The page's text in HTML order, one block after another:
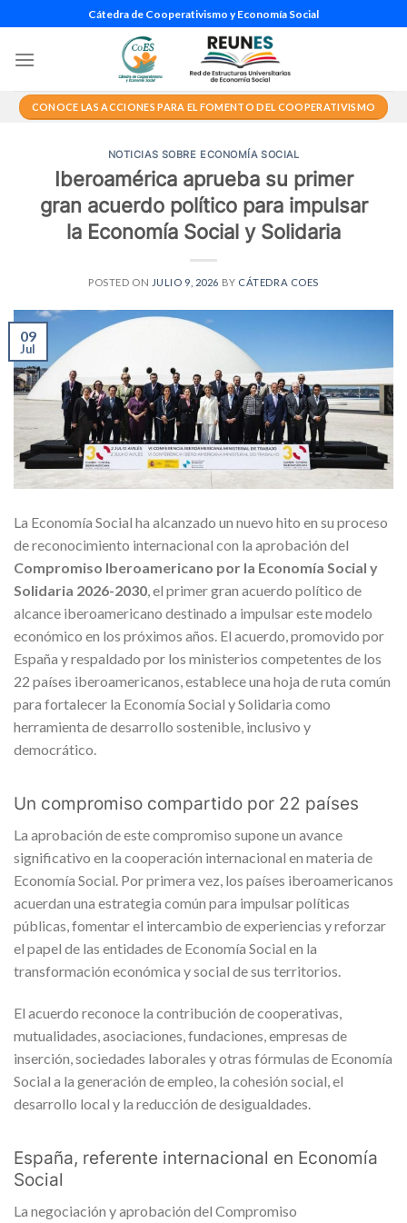
al
contenido
Cátedra de Cooperativismo y Economía Social
CONOCE LAS ACCIONES PARA EL FOMENTO DEL COOPERATIVISMO
NOTICIAS SOBRE ECONOMÍA SOCIAL
Iberoamérica aprueba su primer
gran acuerdo político para impulsar
la Economía Social y Solidaria
POSTED ON JULIO 9, 2026 BY CÁTEDRA COES
09
Jul
La Economía Social ha alcanzado un nuevo hito en su proceso
de reconocimiento internacional con la aprobación del
Compromiso Iberoamericano por la Economía Social y
Solidaria 2026-2030, el primer gran acuerdo político de
alcance iberoamericano destinado a impulsar este modelo
económico en los próximos años. El acuerdo, promovido por
España y respaldado por los ministerios competentes de los
22 países iberoamericanos, establece una hoja de ruta común
para fortalecer la Economía Social y Solidaria como
herramienta de desarrollo sostenible, inclusivo y
democrático.
Un compromiso compartido por 22 países
La aprobación de este compromiso supone un avance
significativo en la cooperación internacional en materia de
Economía Social. Por primera vez, los países iberoamericanos
acuerdan una estrategia común para impulsar políticas
públicas, fomentar el intercambio de experiencias y reforzar
el papel de las entidades de Economía Social en la
transformación económica y social de sus territorios.
El acuerdo reconoce la contribución de cooperativas,
mutualidades, asociaciones, fundaciones, empresas de
inserción, sociedades laborales y otras fórmulas de Economía
Social a la generación de empleo, la cohesión social, el
desarrollo local y la reducción de desigualdades.
España, referente internacional en Economía
Social
La negociación y aprobación del Compromiso